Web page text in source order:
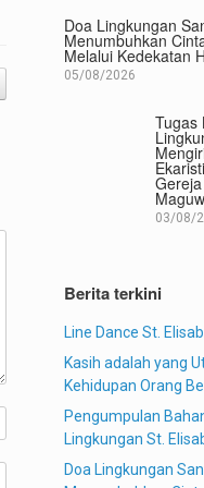
Doa Lingkungan
Menumbuhkan
Melalui Kedekatan
05/08/2026
Tugas
03/08/
Berita terkini
Line Dance St.
Kasih adalah yang
Kehidupan Orang
Pengumpulan
Lingkungan St.
Doa Lingkungan